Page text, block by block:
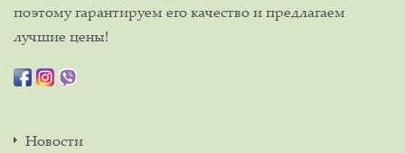
поэтому гарантируем его качество и предлагаем
лучшие цены!
Новости